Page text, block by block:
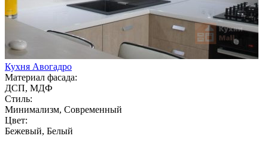
Кухня Авогадро
Материал фасада:
ДСП, МДФ
Стиль:
Минимализм, Современный
Цвет:
Бежевый, Белый